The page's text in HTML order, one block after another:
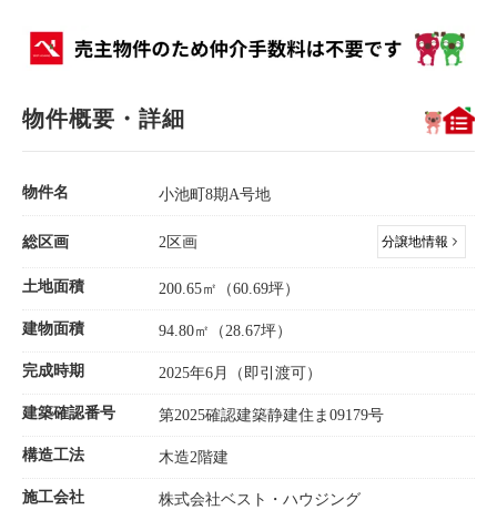
物件概要・詳細
物件名 小池町8期A号地
総区画 2区画 分譲地情報
土地面積 200.65㎡（60.69坪）
建物面積 94.80㎡（28.67坪）
完成時期 2025年6月（即引渡可）
建築確認番号 第2025確認建築静建住ま09179号
構造工法 木造2階建
施工会社 株式会社ベスト・ハウジング